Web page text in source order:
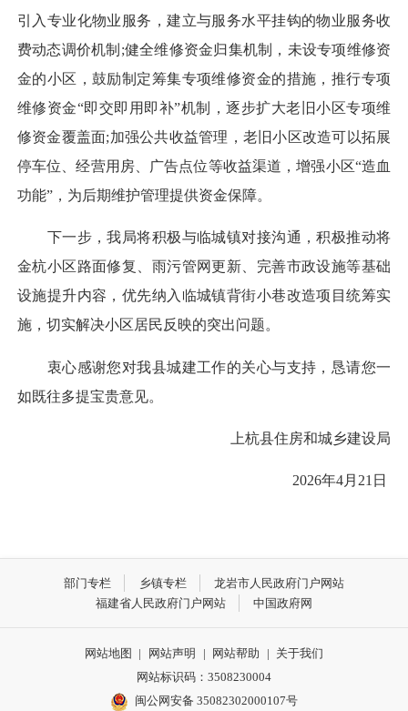
引入专业化物业服务，建立与服务水平挂钩的物业服务收
费动态调价机制;健全维修资金归集机制，未设专项维修资
金的小区，鼓励制定筹集专项维修资金的措施，推行专项
维修资金“即交即用即补”机制，逐步扩大老旧小区专项维
修资金覆盖面;加强公共收益管理，老旧小区改造可以拓展
停车位、经营用房、广告点位等收益渠道，增强小区“造血
功能”，为后期维护管理提供资金保障。
下一步，我局将积极与临城镇对接沟通，积极推动将
金杭小区路面修复、雨污管网更新、完善市政设施等基础
设施提升内容，优先纳入临城镇背街小巷改造项目统筹实
施，切实解决小区居民反映的突出问题。
衷心感谢您对我县城建工作的关心与支持，恳请您一
如既往多提宝贵意见。
上杭县住房和城乡建设局
2026年4月21日
部门专栏 乡镇专栏
龙岩市人民政府门户网站
福建省人民政府门户网站
中国政府网
网站地图 | 网站声明 | 网站帮助 | 关于我们
网站标识码：3508230004
闽公网安备 35082302000107号